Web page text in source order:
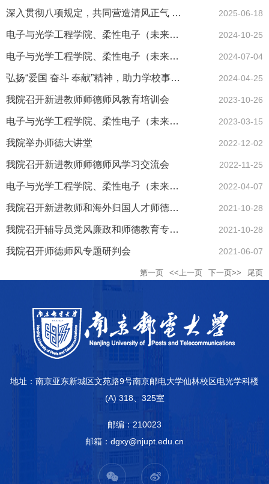
深入贯彻八项规定，共同营造清风正气 ——电子与光学工程学院、柔... 2025-06-18
电子与光学工程学院、柔性电子（未来技术）学院党委组织学习习近... 2024-10-25
电子与光学工程学院、柔性电子（未来技术）学院党委书记黄丽亚讲... 2024-07-04
弘扬“爱国 奋斗 奉献”精神，助力学校事业高质量发展——电光院教... 2024-04-25
我院召开新进教师师德师风教育培训会 2023-10-26
电子与光学工程学院、柔性电子（未来技术）学院2023年度师德师风... 2023-03-15
我院举办师德大讲堂 2022-12-02
我院召开新进教师师德师风学习交流会 2022-11-25
电子与光学工程学院、柔性电子（未来技术）学院师德师风建设2022... 2022-04-07
我院召开新进教师和海外归国人才师德师风教育专题会 2021-10-28
我院召开辅导员党风廉政和师德教育专题会 2021-10-28
我院召开师德师风专题研判会 2021-06-07
第一页 <<上一页 下一页>> 尾页
地址：南京亚东新城区文苑路9号南京邮电大学仙林校区电光学科楼
(A) 318、325室
邮编：210023
邮箱：dgxy@njupt.edu.cn